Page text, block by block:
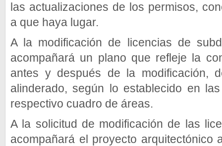
las actualizaciones de los permisos,
a que haya lugar.
A la modificación de licencias de
acompañará un plano que refleje la
antes y después de la modificación,
alinderado, según lo establecido en
respectivo cuadro de áreas.
A la solicitud de modificación de las
acompañará el proyecto arquitectónico